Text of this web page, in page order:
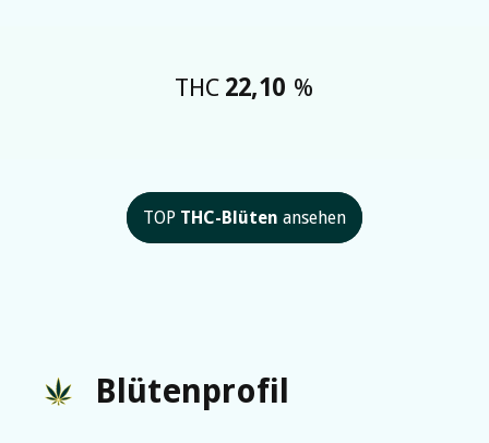
THC 22,10 %
TOP THC-Blüten ansehen
Blütenprofil